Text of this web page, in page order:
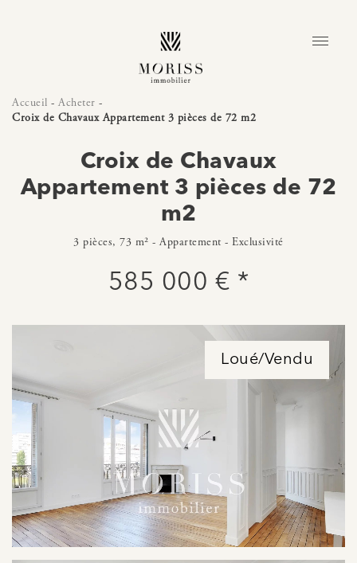
Accueil - Acheter -
Croix de Chavaux Appartement 3 pièces de 72 m2
Croix de Chavaux
Appartement 3 pièces de 72
m2
3 pièces, 73 m² - Appartement - Exclusivité
585 000 € *
Loué/Vendu